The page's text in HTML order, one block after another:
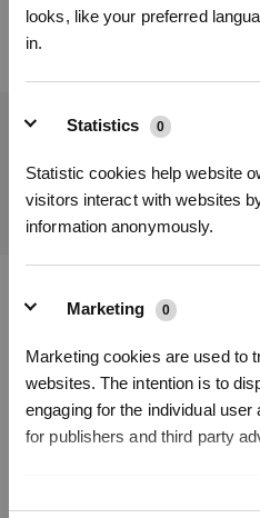
looks, like your preferred
in.
Statistics 0
Statistic cookies help website
visitors interact with websites
information anonymously.
Marketing 0
Marketing cookies are used to
websites. The intention is to
engaging for the individual
for publishers and third party
Unclassified
Ottieni le ultime
PRODOTTI
ASSISTENZA